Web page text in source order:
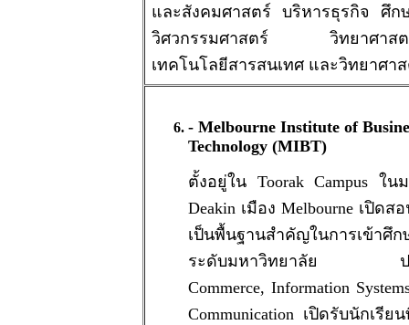
และสังคมศาสตร์ บริหารธุรกิจ ศึก
วิศวกรรมศาสตร์ วิทยาศาสต
เทคโนโลยีสารสนเทศ และวิทยาศา
- Melbourne Institute of
Technology (MIBT)
ตั้งอยู่ใน Toorak Campus ใน
Deakin เมือง Melbourne เปิด
เป็นพื้นฐานสำคัญในการเข้าศึก
ระดับมหาวิทยาลัย ปร
Commerce, Information
Communication เปิดรับนักเรีย